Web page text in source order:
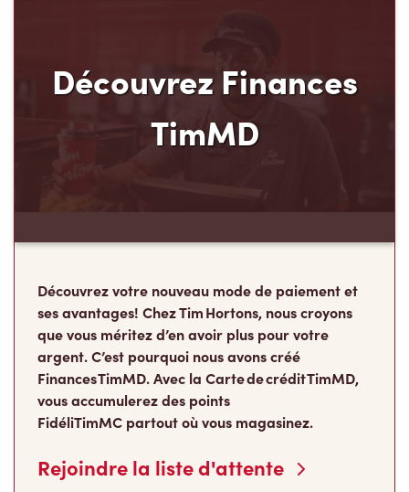
Découvrez Finances
TimMD
Découvrez votre nouveau mode de paiement et
ses avantages! Chez Tim Hortons, nous croyons
que vous méritez d’en avoir plus pour votre
argent. C’est pourquoi nous avons créé
Finances TimMD. Avec la Carte de crédit TimMD,
vous accumulerez des points
FidéliTimMC partout où vous magasinez.
Rejoindre la liste d'attente